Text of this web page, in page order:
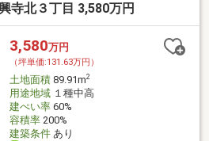
寺北３丁目 3,580万円
3,580万円
（坪単価:131.63万円）
土地面積89.91m2
用途地域１種中高
建ぺい率60%
容積率200%
建築条件あり